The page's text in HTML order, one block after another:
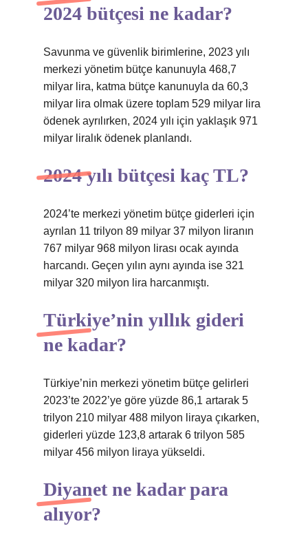
2024 bütçesi ne kadar?
Savunma ve güvenlik birimlerine, 2023 yılı
merkezi yönetim bütçe kanunuyla 468,7
milyar lira, katma bütçe kanunuyla da 60,3
milyar lira olmak üzere toplam 529 milyar lira
ödenek ayrılırken, 2024 yılı için yaklaşık 971
milyar liralık ödenek planlandı.
2024 yılı bütçesi kaç TL?
2024’te merkezi yönetim bütçe giderleri için
ayrılan 11 trilyon 89 milyar 37 milyon liranın
767 milyar 968 milyon lirası ocak ayında
harcandı. Geçen yılın aynı ayında ise 321
milyar 320 milyon lira harcanmıştı.
Türkiye’nin yıllık gideri
ne kadar?
Türkiye’nin merkezi yönetim bütçe gelirleri
2023’te 2022’ye göre yüzde 86,1 artarak 5
trilyon 210 milyar 488 milyon liraya çıkarken,
giderleri yüzde 123,8 artarak 6 trilyon 585
milyar 456 milyon liraya yükseldi.
Diyanet ne kadar para
alıyor?